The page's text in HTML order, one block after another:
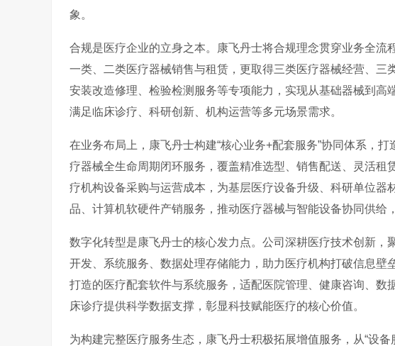
象。
合规是医疗企业的立身之本。康飞丹士将合规理念贯穿业务全流
一类、二类医疗器械销售与租赁，更取得三类医疗器械经营、三
安装改造修理、检验检测服务等专项能力，实现从基础器械到高
满足临床诊疗、科研创新、机构运营等多元场景需求。
在业务布局上，康飞丹士构建“核心业务+配套服务”协同体系，
疗器械全生命周期闭环服务，覆盖精准选型、销售配送、灵活租
疗机构设备采购与运营成本，为基层医疗设备升级、科研单位器
品、计算机软硬件产销服务，推动医疗器械与智能设备协同供给
数字化转型是康飞丹士的核心发力点。公司深耕医疗技术创新，
开发、系统服务、数据处理存储能力，助力医疗机构打破信息壁
打造的医疗配套软件与系统服务，适配医院管理、健康咨询、数
床诊疗提供科学数据支撑，彰显科技赋能医疗的核心价值。
为构建完整医疗服务生态，康飞丹士积极拓展增值服务，从“设备